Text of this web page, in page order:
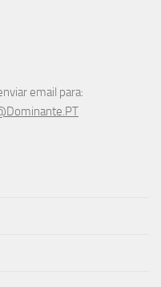
email para: